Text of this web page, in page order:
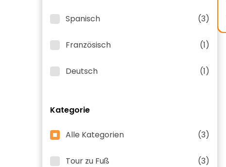
Spanisch (3)
Französisch (1)
Deutsch (1)
Kategorie
Alle Kategorien (3)
Tour zu Fuß (3)